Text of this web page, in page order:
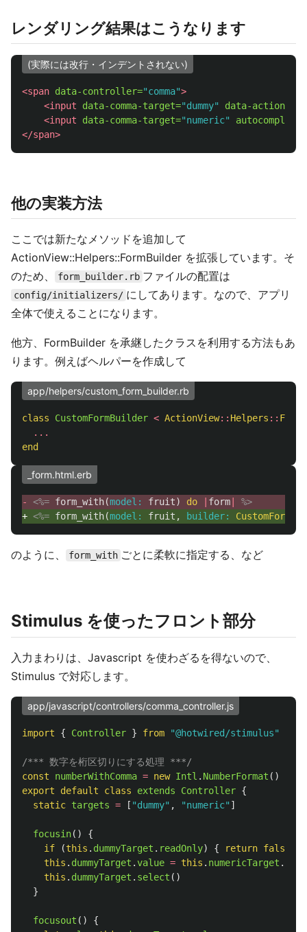
レンダリング結果はこうなります
(実際には改行・インデントされない)
<span data-controller="comma">
<input
data-comma-target="dummy" data-action=
<input
data-comma-target="numeric"
autocomplete=
</span>
他の実装方法
ここでは新たなメソッドを追加して
ActionView::Helpers::FormBuilder を拡張しています。そ
のため、
form_builder.rb ファイルの配置は
config/initializers/ にしてあります。なので、アプリ
全体で使えることになります。
他方、FormBuilder を承継したクラスを利用する方法もあ
ります。例えばヘルパーを作成して
app/helpers/custom_form_builder.rb
class CustomFormBuilder < ActionView:: Helpers ::
...
end
_form.html.erb
- <%= form_with(model: fruit) do form
%>
+ <%= form_with(model: fruit , builder:
のように、 form_with ごとに柔軟に指定する、など
Stimulus を使ったフロント部分
入力まわりは、Javascript を使わざるを得ないので、
Stimulus で対応します。
app/javascript/controllers/comma_controller.js
import { Controller } from "@hotwired/stimulus"
/*** 数字を桁区切りにする処理 ***/
const
numberWithComma = new Intl . NumberFormat ()
export
default class extends Controller {
static targets = [ "dummy" , "numeric" ]
focusin()
{
if
(this . dummyTarget . readOnly) { return false
this . dummyTarget .value = this . numericTarget .
this . dummyTarget . select ()
}
focusout ()
{